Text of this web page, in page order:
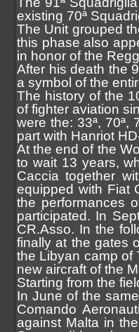
existing 70ª
The Unit grouped
this phase also
in honor of the
After his death the
a symbol of the
The history of the
of fighter aviation
were the: 33ª, 70ª,
part with Hanriot
At the end of the
to wait 13 years,
Caccia together
equipped with Fiat
the performances
participated. In
CR.Asso. In the
finally at the gates
the Libyan camp of
new aircraft of the
Starting from the
In June of the
Comando
against Malta in